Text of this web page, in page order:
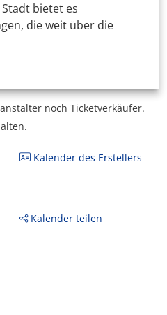
bietet es
die weit über die
noch Ticketverkäufer.
Kalender des Erstellers
Kalender teilen